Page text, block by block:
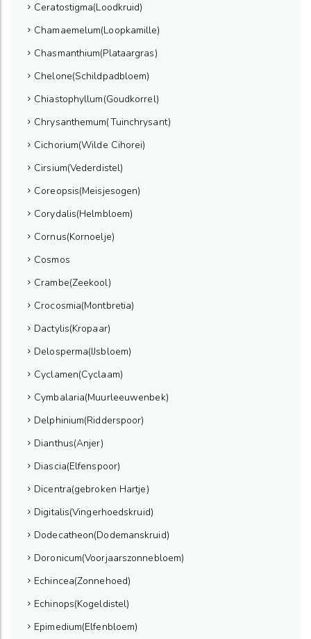
Ceratostigma(Loodkruid)
Chamaemelum(Loopkamille)
Chasmanthium(Plataargras)
Chelone(Schildpadbloem)
Chiastophyllum(Goudkorrel)
Chrysanthemum(Tuinchrysant)
Cichorium(Wilde Cihorei)
Cirsium(Vederdistel)
Coreopsis(Meisjesogen)
Corydalis(Helmbloem)
Cornus(Kornoelje)
Cosmos
Crambe(Zeekool)
Crocosmia(Montbretia)
Dactylis(Kropaar)
Delosperma(IJsbloem)
Cyclamen(Cyclaam)
Cymbalaria(Muurleeuwenbek)
Delphinium(Ridderspoor)
Dianthus(Anjer)
Diascia(Elfenspoor)
Dicentra(gebroken Hartje)
Digitalis(Vingerhoedskruid)
Dodecatheon(Dodemanskruid)
Doronicum(Voorjaarszonnebloem)
Echincea(Zonnehoed)
Echinops(Kogeldistel)
Epimedium(Elfenbloem)